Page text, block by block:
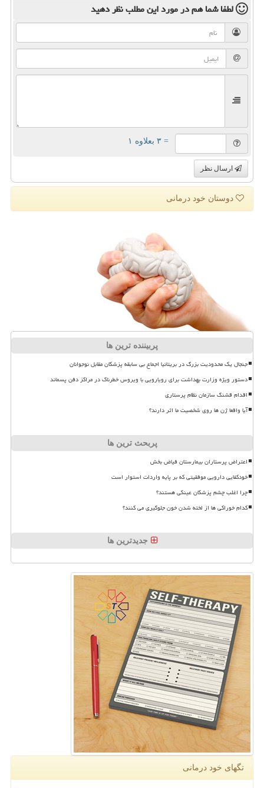
لطفا شما همدر مورد این مطلبنظر دهید
= ۳ بعلاوه ۱
ارسال نظر
دوستان خود درمانی
پربیننده ترین ها
جنجال یک محدودیت بزرگ در بریتانیا اجماع بی سابقه پزشکان مقابل نوجوانان
دستور ویژه وزارت بهداشت برای رویارویی با ویروس خطرناک در مراکز دفن پسماند
اقدام قشنگ سازمان نظام پرستاری
آیا واقعا ژن ها روی شخصیت ما اثر دارند؟
پربحث ترین ها
اعتراض پرستاران بیمارستان فیاض بخش
خودکفایی دارویی موفقیتی که بر پایه واردات استوار است
چرا اغلب چشم پزشکان عینکی هستند؟
کدام خوراکی ها از لخته شدن خون جلوگیری می کنند؟
جدیدترین ها
تگهای خود درمانی